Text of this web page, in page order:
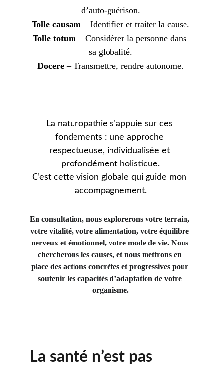
d’auto-guérison.
Tolle causam – Identifier et traiter la cause.
Tolle totum – Considérer la personne dans
sa globalité.
Docere – Transmettre, rendre autonome.
La santé n’est pas
La naturopathie s’appuie sur ces
fondements : une approche
respectueuse, individualisée et
profondément holistique.
C’est cette vision globale qui guide mon
accompagnement.
En consultation, nous explorerons votre terrain,
votre vitalité, votre alimentation, votre équilibre
nerveux et émotionnel, votre mode de vie. Nous
chercherons les causes, et nous mettrons en
place des actions concrètes et progressives pour
soutenir les capacités d’adaptation de votre
organisme.